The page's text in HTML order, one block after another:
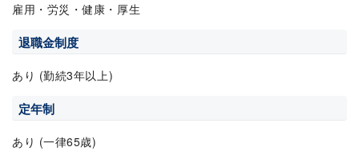
雇用・労災・健康・厚生
退職金制度
あり (勤続3年以上)
定年制
あり (一律65歳)